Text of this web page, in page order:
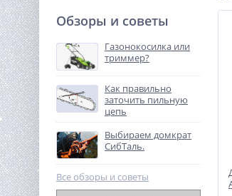
Дисковая пила акк.
щет,185х20мм, 4500 об/
мин, рез 63мм,1х4Ач,ЗУ
15 990
%
Обзоры и советы
Газонокосилка или
триммер?
Как правильно
заточить пильную
цепь
Выбираем домкрат
СибТаль.
Все обзоры и советы